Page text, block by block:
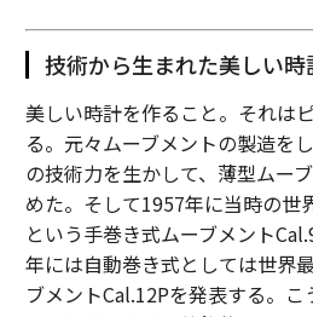
技術から生まれた美しい時
美しい時計を作ること。それは
る。元々ムーブメントの製造を
の技術力を生かして、薄型ムー
めた。そして1957年に当時の世
という手巻き式ムーブメント
年には自動巻き式としては世界
ブメントCal.12Pを発表する。